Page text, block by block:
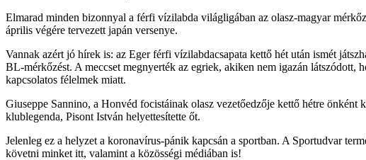
Elmarad minden bizonnyal a férfi vízilabda világligában az olasz-magyar
április végére tervezett japán versenye.
Vannak azért jó hírek is: az Eger férfi vízilabdacsapata kettő hét után ismét
BL-mérkőzést. A meccset megnyerték az egriek, akiken nem igazán látszódott,
kapcsolatos félelmek miatt.
Giuseppe Sannino, a Honvéd focistáinak olasz vezetőedzője kettő hétre
klublegenda, Pisont István helyettesítette őt.
Jelenleg ez a helyzet a koronavírus-pánik kapcsán a sportban. A Sportudvar
követni minket itt, valamint a közösségi médiában is!